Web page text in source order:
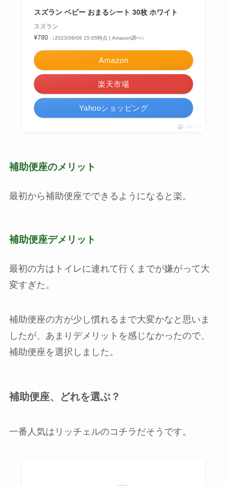
スズラン ベビー おまるシート 30枚 ホワイト
スズラン
¥780
（2023/06/06 15:05時点 | Amazon調べ）
Amazon
楽天市場
Yahooショッピング
ポチップ
補助便座のメリット
最初から補助便座でできるようになると楽。
補助便座デメリット
最初の方はトイレに連れて行くまでが嫌がって大
変すぎた。
補助便座の方が少し慣れるまで大変かなと思いま
したが、あまりデメリットを感じなかったので、
補助便座を選択しました。
補助便座、どれを選ぶ？
一番人気はリッチェルのコチラだそうです。